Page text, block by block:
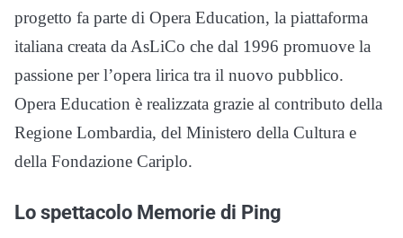
progetto fa parte di Opera Education, la piattaforma
italiana creata da AsLiCo che dal 1996 promuove la
passione per l’opera lirica tra il nuovo pubblico.
Opera Education è realizzata grazie al contributo della
Regione Lombardia, del Ministero della Cultura e
della Fondazione Cariplo.
Lo spettacolo Memorie di Ping